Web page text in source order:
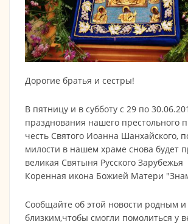
Дорогие братья и сестры!
В пятницу и в субботу с 29 по
празднования нашего престольного
честь Святого Иоанна Шанхайского,
милости в нашем храме снова будет
великая Святыня Русского Зарубежья
Коренная икона Божией Матери
Сообщайте об этой новости родным и
близким,чтобы смогли помолиться у